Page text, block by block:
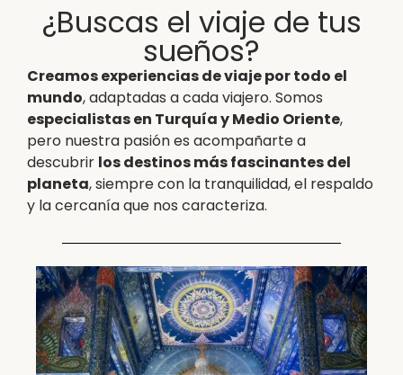
¿Buscas el viaje de tus
sueños?
Creamos experiencias de viaje por todo el
mundo, adaptadas a cada viajero. Somos
especialistas en Turquía y Medio Oriente,
pero nuestra pasión es acompañarte a
descubrir los destinos más fascinantes del
planeta, siempre con la tranquilidad, el respaldo
y la cercanía que nos caracteriza.